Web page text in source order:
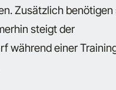
Zusätzlich benötigen
steigt der
während einer